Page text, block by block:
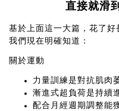
直接就滑
基於上面這一大篇，花了好
我們現在明確知道：
關於運動
力量訓練是對抗肌肉
漸進式超負荷是持續
配合月經週期調整能